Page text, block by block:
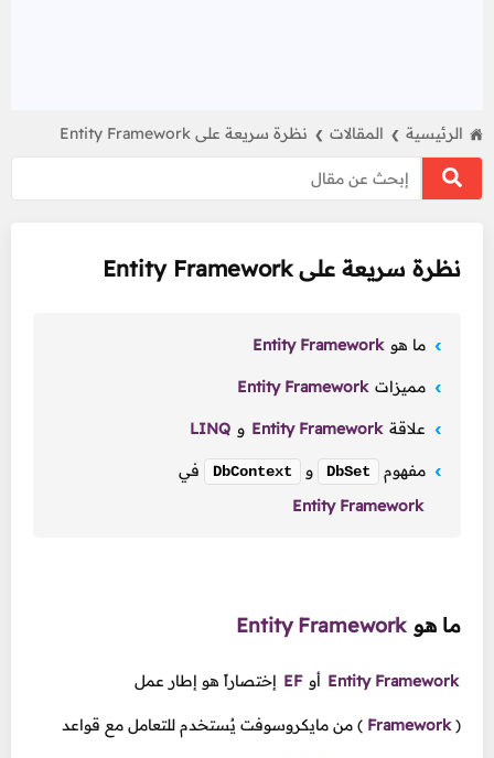
الرئيسية ❯ المقالات ❯ نظرة سريعة على Entity Framework
نظرة سريعة على Entity Framework
ما هو Entity Framework
مميزات Entity Framework
علاقة Entity Framework و LINQ
مفهوم DbSet و DbContext
في
Entity Framework
ما هو Entity Framework
Entity Framework أو EF إختصاراً هو إطار عمل
(
Framework
) من مايكروسوفت يُستخدم للتعامل مع قواعد